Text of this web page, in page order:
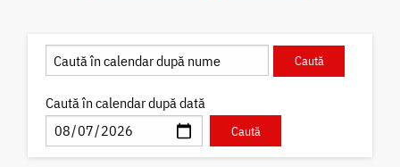
Caută în calendar după dată